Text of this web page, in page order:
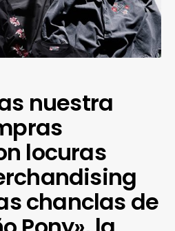
nuestra
locuras
chanclas de